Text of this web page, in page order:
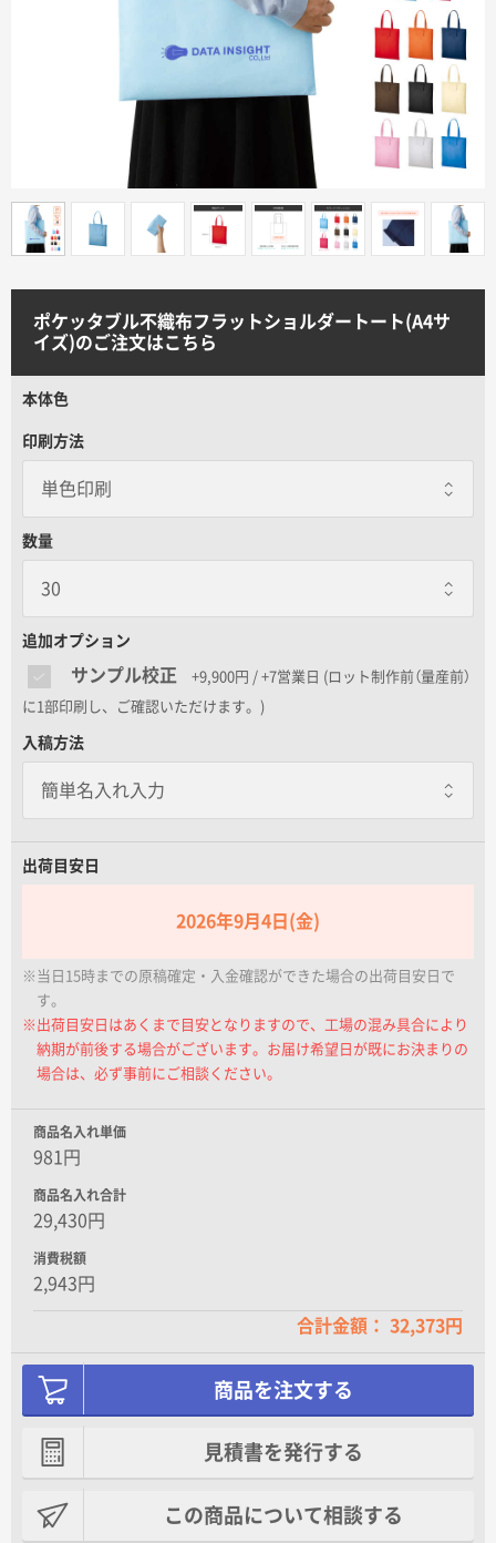
目的・シーンから探す
イベントから探す
印刷色から探す
初めての方へ
ご注文の流れ
お見積書の作成方法
データ入稿ガイド
よくあるご質問
名入れグループサイト
ポケッタブル不織布フラットショルダートート(A4サ
イズ)のご注文はこちら
本体色
印刷方法
数量
追加オプション
サンプル校正 +9,900円 / +7営業日 (ロット制作前（量産前）
に1部印刷し、ご確認いただけます。)
入稿方法
出荷目安日
2026年9月4日(金)
※当日15時までの原稿確定・入金確認ができた場合の出荷目安日で
す。
※出荷目安日はあくまで目安となりますので、工場の混み具合により
納期が前後する場合がございます。お届け希望日が既にお決まりの
場合は、必ず事前にご相談ください。
商品名入れ単価
981円
商品名入れ合計
29,430円
消費税額
2,943円
合計金額： 32,373円
商品を注文する
見積書を発行する
この商品について相談する